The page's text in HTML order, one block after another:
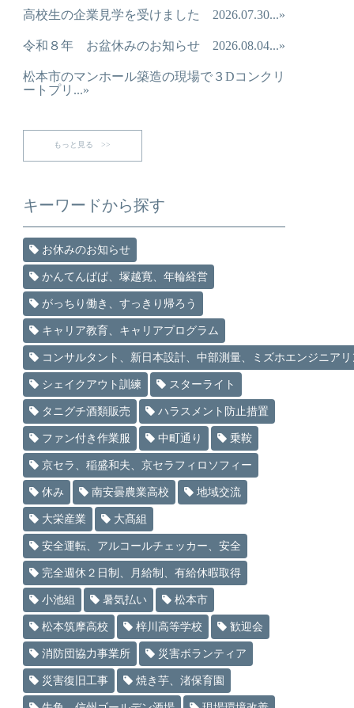
高校生の企業見学を受けました 2026.07.30...»
令和８年 お盆休みのお知らせ 2026.08.04...»
松本市のマンホール築造の現場で３Dコンクリ
ートプリ...»
もっと見る >>
キーワードから探す
お休みのお知らせ
かんてんぱぱ、塚越寛、年輪経営
がっちり働き、すっきり帰ろう
キャリア教育、キャリアプログラム
コンサルタント、新日本設計、中部測量、ミズホエンジニアリ
シェイクアウト訓練 スターライト
タニグチ酒類販売 ハラスメント防止措置
ファン付き作業服 中町通り 乗鞍
京セラ、稲盛和夫、京セラフィロソフィー
休み 南安曇農業高校 地域交流
大栄産業 大髙組
安全運転、アルコールチェッカー、安全
完全週休２日制、月給制、有給休暇取得
小池組 暑気払い 松本市
松本筑摩高校 梓川高等学校 歓迎会
消防団協力事業所 災害ボランティア
災害復旧工事 焼き芋、渚保育園